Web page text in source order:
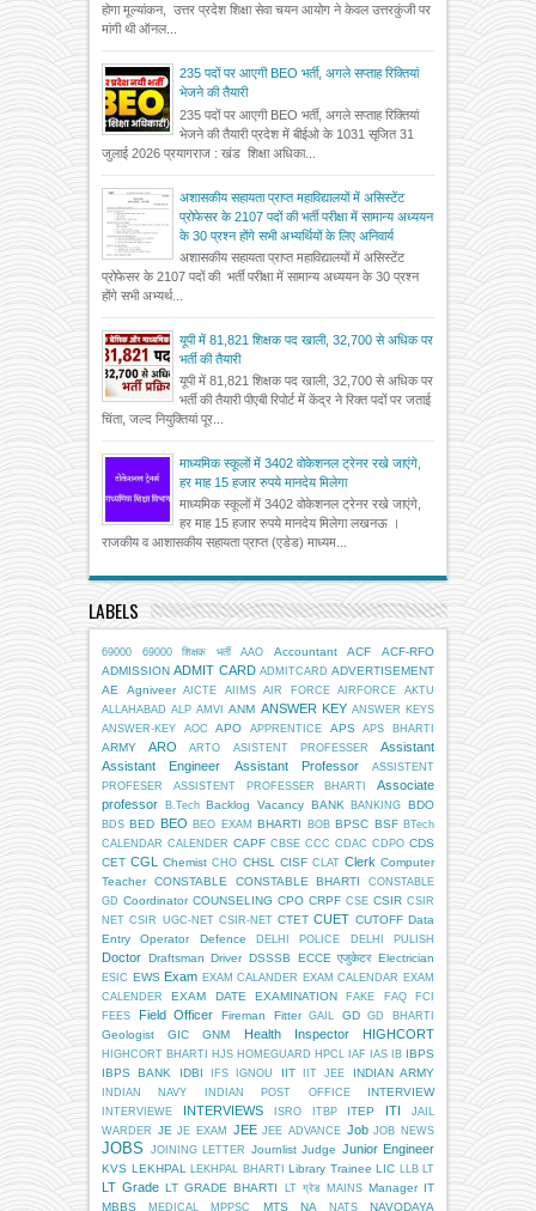
होगा मूल्यांकन, उत्तर प्रदेश शिक्षा सेवा चयन आयोग ने केवल उत्तरकुंजी पर
मांगी थी ऑनल...
235 पदों पर आएगी BEO भर्ती, अगले सप्ताह रिक्तियां
भेजने की तैयारी
235 पदों पर आएगी BEO भर्ती, अगले सप्ताह रिक्तियां
भेजने की तैयारी प्रदेश में बीईओ के 1031 सृजित 31
जुलाई 2026 प्रयागराज : खंड शिक्षा अधिका...
अशासकीय सहायता प्राप्त महाविद्यालयों में असिस्टेंट
प्रोफेसर के 2107 पदों की भर्ती परीक्षा में सामान्य अध्ययन
के 30 प्रश्न होंगे सभी अभ्यर्थियों के लिए अनिवार्य
अशासकीय सहायता प्राप्त महाविद्यालयों में असिस्टेंट
प्रोफेसर के 2107 पदों की भर्ती परीक्षा में सामान्य अध्ययन के 30 प्रश्न
होंगे सभी अभ्यर्थ...
यूपी में 81,821 शिक्षक पद खाली, 32,700 से अधिक पर
भर्ती की तैयारी
यूपी में 81,821 शिक्षक पद खाली, 32,700 से अधिक पर
भर्ती की तैयारी पीएबी रिपोर्ट में केंद्र ने रिक्त पदों पर जताई
चिंता, जल्द नियुक्तियां पूर...
माध्यमिक स्कूलों में 3402 वोकेशनल ट्रेनर रखे जाएंगे,
हर माह 15 हजार रुपये मानदेय मिलेगा
माध्यमिक स्कूलों में 3402 वोकेशनल ट्रेनर रखे जाएंगे,
हर माह 15 हजार रुपये मानदेय मिलेगा लखनऊ ।
राजकीय व आशासकीय सहायता प्राप्त (एडेड) माध्यम...
LABELS
69000 69000 शिक्षक भर्ती AAO Accountant ACF
ACF-RFO
ADMISSION ADMIT CARD ADMITCARD ADVERTISEMENT
AE
Agniveer AICTE AIIMS AIR FORCE AIRFORCE
AKTU
ALLAHABAD ALP AMVI ANM ANSWER KEY ANSWER KEYS
ANSWER-KEY
AOC APO APPRENTICE APS APS BHARTI
ARMY ARO ARTO ASISTENT PROFESSER
Assistant
Assistant Engineer
Assistant Professor
ASSISTENT
PROFESER
ASSISTENT PROFESSER BHARTI
Associate
professor
B.Tech Backlog Vacancy BANK BANKING BDO
BDS BED BEO BEO EXAM BHARTI BOB BPSC BSF BTech
CALENDAR CALENDER CAPF CBSE CCC CDAC CDPO CDS
CET CGL Chemist CHO CHSL CISF CLAT Clerk Computer
Teacher
CONSTABLE CONSTABLE BHARTI
CONSTABLE
GD Coordinator COUNSELING CPO CRPF CSE CSIR CSIR
NET CSIR UGC-NET CSIR-NET CTET CUET CUTOFF Data
Entry Operator
Defence DELHI POLICE DELHI PULISH
Doctor Draftsman Driver DSSSB ECCE एजुकेटर Electrician
ESIC EWS Exam EXAM CALANDER EXAM CALENDAR EXAM
CALENDER
EXAM DATE EXAMINATION FAKE FAQ
FCI
FEES
Field Officer Fireman Fitter GAIL GD GD BHARTI
Geologist GIC GNM Health Inspector HIGHCORT
HIGHCORT BHARTI HJS HOMEGUARD HPCL IAF IAS IB IBPS
IBPS BANK
IDBI IFS IGNOU IIT IIT JEE INDIAN ARMY
INDIAN NAVY INDIAN POST OFFICE INTERVIEW
INTERVIEWE INTERVIEWS ISRO ITBP ITEP ITI
JAIL
WARDER JE JE EXAM JEE JEE ADVANCE Job JOB NEWS
JOBS JOINING LETTER Journlist Judge Junior Engineer
KVS LEKHPAL LEKHPAL BHARTI Library Trainee LIC LLB LT
LT Grade LT GRADE BHARTI LT ग्रेड MAINS Manager IT
MBBS
MEDICAL MPPSC MTS NA NATS
NAVODAYA